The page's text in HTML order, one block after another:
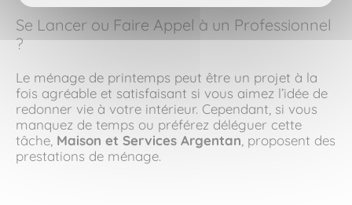
Se Lancer ou Faire Appel à un Professionnel
?
Le ménage de printemps peut être un projet à la
fois agréable et satisfaisant si vous aimez l’idée de
redonner vie à votre intérieur. Cependant, si vous
manquez de temps ou préférez déléguer cette
tâche, Maison et Services Argentan, proposent des
prestations de ménage.